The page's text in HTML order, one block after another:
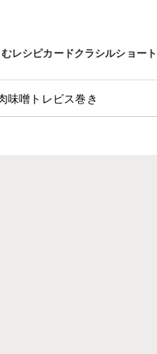
レシピカードクラシルショート
味噌トレビス巻き